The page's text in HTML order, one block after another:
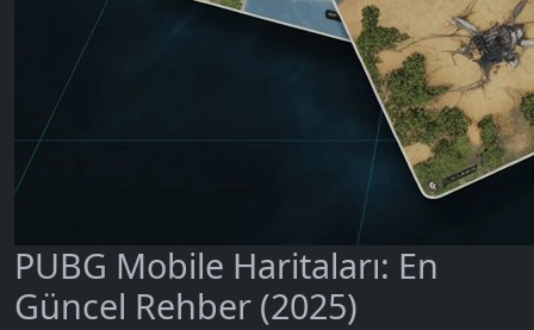
PUBG Mobile Haritaları: En
Güncel Rehber (2025)